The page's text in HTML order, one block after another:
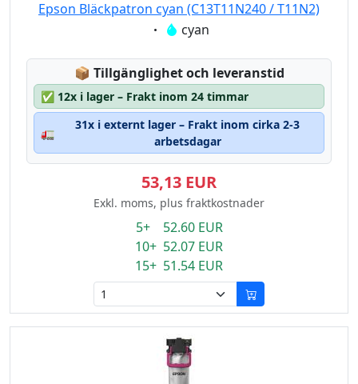
Epson Bläckpatron cyan (C13T11N240 / T11N2)
Eigenschaft:
cyan
📦 Lagerstatus:
Tillgänglighet och leveranstid
✅ 12x i lager – Frakt inom 24 timmar
🚛
31x i externt lager – Frakt inom cirka 2-3
arbetsdagar
53,13 EUR
Exkl. moms, plus fraktkostnader
5+ 52.60 EUR
10+ 52.07 EUR
15+ 51.54 EUR